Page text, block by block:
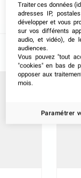
Traiter ces données
adresses IP,
développer et vous
sur vos différents
audio, et vidéo), de
audiences.
Vous pouvez "tout
"cookies" en bas de
opposer aux
mois.
Paramétrer